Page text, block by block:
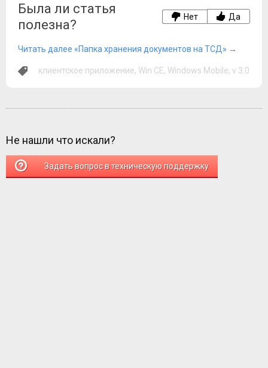
Была ли статья
полезна?
Нет Да
Читать далее «Папка хранения документов на ТСД» →
клиентское приложение, Win CE, Windows Mobile, v 3.0
Не нашли что искали?
Задать вопрос в техническую поддержку